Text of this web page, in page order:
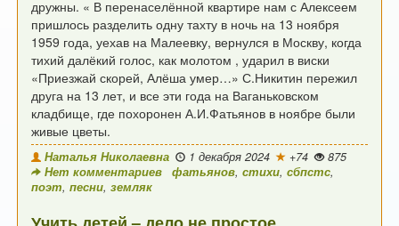
дружны. « В перенаселённой квартире нам с Алексеем
пришлось разделить одну тахту в ночь на 13 ноября
1959 года, уехав на Малеевку, вернулся в Москву, когда
тихий далёкий голос, как молотом ,ударил в виски
«Приезжай скорей, Алёша умер…»С.Никитин пережил
друга на 13 лет, и все эти года на Ваганьковском
кладбище, где похоронен А.И.Фатьянов в ноябре были
живые цветы.
Наталья Николаевна 1 декабря 2024 +74
875
Нет комментариев
фатьянов,стихи,сбпстс,
поэт,песни,земляк